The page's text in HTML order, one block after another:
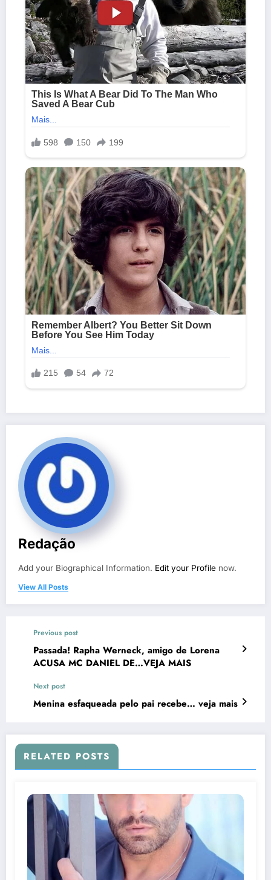
Redação
Add your Biographical Information. Edit your Profile now.
View All Posts
Previous post
Passada! Rapha Werneck, amigo de Lorena
ACUSA MC DANIEL DE…VEJA MAIS
Next post
Menina esfaqueada pelo pai recebe… veja mais
RELATED POSTS